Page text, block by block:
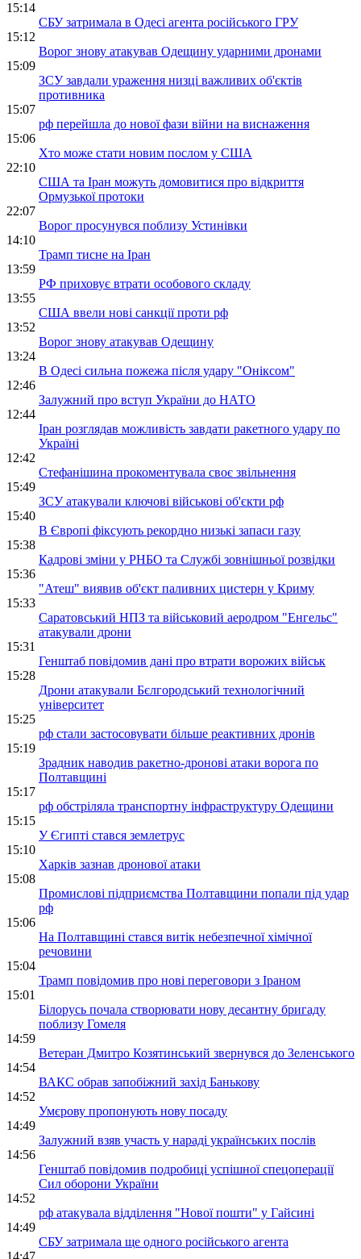
15:14
СБУ затримала в Одесі агента російського ГРУ
15:12
Ворог знову атакував Одещину ударними дронами
15:09
ЗСУ завдали ураження низці важливих об'єктів
противника
15:07
рф перейшла до нової фази війни на виснаження
15:06
Хто може стати новим послом у США
22:10
США та Іран можуть домовитися про відкриття
Ормузької протоки
22:07
Ворог просунувся поблизу Устинівки
14:10
Трамп тисне на Іран
13:59
РФ приховує втрати особового складу
13:55
США ввели нові санкції проти рф
13:52
Ворог знову атакував Одещину
13:24
В Одесі сильна пожежа після удару "Оніксом"
12:46
Залужний про вступ України до НАТО
12:44
Іран розглядав можливість завдати ракетного удару по
Україні
12:42
Стефанішина прокоментувала своє звільнення
15:49
ЗСУ атакували ключові військові об'єкти рф
15:40
В Європі фіксують рекордно низькі запаси газу
15:38
Кадрові зміни у РНБО та Службі зовнішньої розвідки
15:36
"Атеш" виявив об'єкт паливних цистерн у Криму
15:33
Саратовський НПЗ та військовий аеродром "Енгельс"
атакували дрони
15:31
Генштаб повідомив дані про втрати ворожих військ
15:28
Дрони атакували Бєлгородський технологічний
університет
15:25
рф стали застосовувати більше реактивних дронів
15:19
Зрадник наводив ракетно-дронові атаки ворога по
Полтавщині
15:17
рф обстріляла транспортну інфраструктуру Одещини
15:15
У Єгипті стався землетрус
15:10
Харків зазнав дронової атаки
15:08
Промислові підприємства Полтавщини попали під удар
рф
15:06
На Полтавщині стався витік небезпечної хімічної
речовини
15:04
Трамп повідомив про нові переговори з Іраном
15:01
Білорусь почала створювати нову десантну бригаду
поблизу Гомеля
14:59
Ветеран Дмитро Козятинський звернувся до Зеленського
14:54
ВАКС обрав запобіжний захід Банькову
14:52
Умєрову пропонують нову посаду
14:49
Залужний взяв участь у нараді українських послів
14:56
Генштаб повідомив подробиці успішної спецоперації
Сил оборони України
14:52
рф атакувала відділення "Нової пошти" у Гайсині
14:49
СБУ затримала ще одного російського агента
14:47